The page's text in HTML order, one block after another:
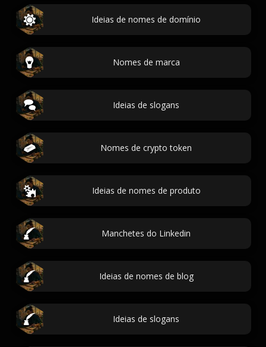
Ideias de nomes de domínio
Nomes de marca
Ideias de slogans
Nomes de crypto token
Ideias de nomes de produto
Manchetes do Linkedin
Ideias de nomes de blog
Ideias de slogans